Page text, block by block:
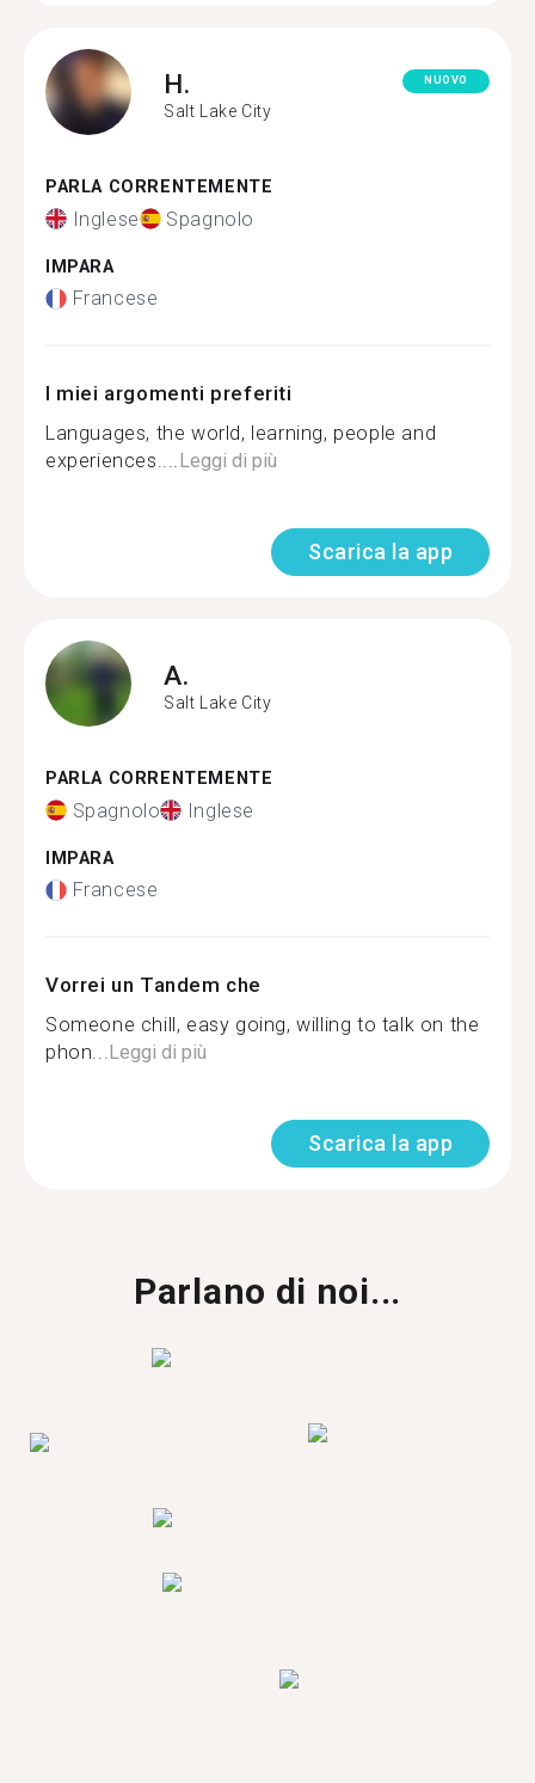
H.
Salt Lake City
NUOVO
PARLA CORRENTEMENTE
Inglese Spagnolo
IMPARA
Francese
I miei argomenti preferiti
Languages, the world, learning, people and
experiences....Leggi di più
Scarica la app
A.
Salt Lake City
PARLA CORRENTEMENTE
Spagnolo Inglese
IMPARA
Francese
Vorrei un Tandem che
Someone chill, easy going, willing to talk on the
phon...Leggi di più
Scarica la app
Parlano di noi...